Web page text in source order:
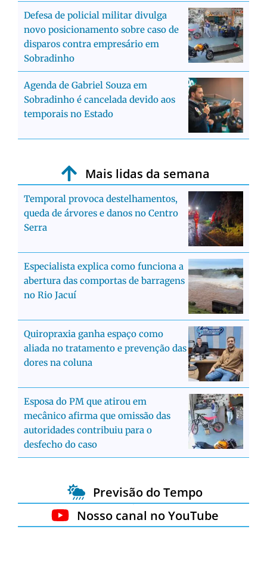
Defesa de policial militar divulga
novo posicionamento sobre caso de
disparos contra empresário em
Sobradinho
Agenda de Gabriel Souza em
Sobradinho é cancelada devido aos
temporais no Estado
Mais lidas da semana
Temporal provoca destelhamentos,
queda de árvores e danos no Centro
Serra
Especialista explica como funciona a
abertura das comportas de barragens
no Rio Jacuí
Quiropraxia ganha espaço como
aliada no tratamento e prevenção das
dores na coluna
Esposa do PM que atirou em
mecânico afirma que omissão das
autoridades contribuiu para o
desfecho do caso
Previsão do Tempo
Nosso canal no YouTube